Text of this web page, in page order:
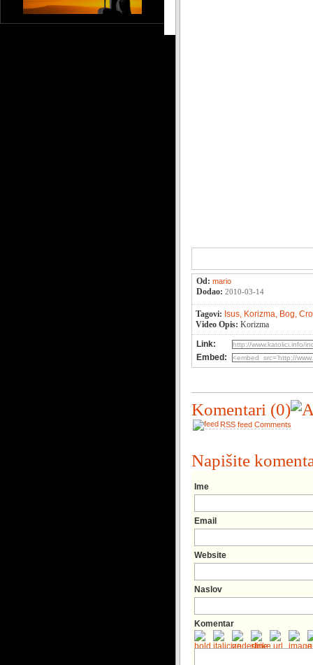
Od: mario
Dodao: 2010-03-14
Tagovi: Isus, Korizma, Bog,
Video Opis: Korizma
Link:
Embed:
Komentari (0)
RSS feed Comments
Napišite
Ime
Email
Website
Naslov
Komentar